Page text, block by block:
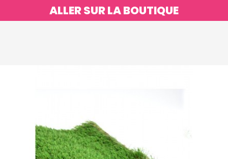
ALLER SUR LA BOUTIQUE